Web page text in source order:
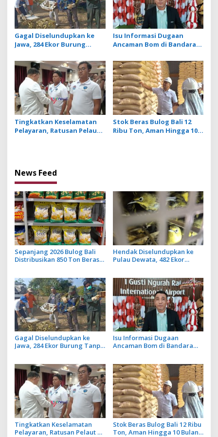
Gagal Diselundupkan ke
Jawa, 284 Ekor Burung
Dilepasliarkan Cegah
Ancaman Penyakit
Isu Informasi Dugaan
Ancaman Bom di Bandara
Benar, Operasional
Penerbangan Lancar
Tingkatkan Keselamatan
Pelayaran, Ratusan Pelaut
Stok Beras Bulog Bali 12
Ribu Ton, Aman Hingga 10
News Feed
Sepanjang 2026 Bulog Bali
Distribusikan 850 Ton Beras
Hendak Diselundupkan ke
Pulau Dewata, 482 Ekor
Gagal Diselundupkan ke
Jawa, 284 Ekor Burung Tanpa
Isu Informasi Dugaan
Ancaman Bom di Bandara
Lancar
Tingkatkan Keselamatan
Pelayaran, Ratusan Pelaut di
Stok Beras Bulog Bali 12 Ribu
Ton, Aman Hingga 10 Bulan